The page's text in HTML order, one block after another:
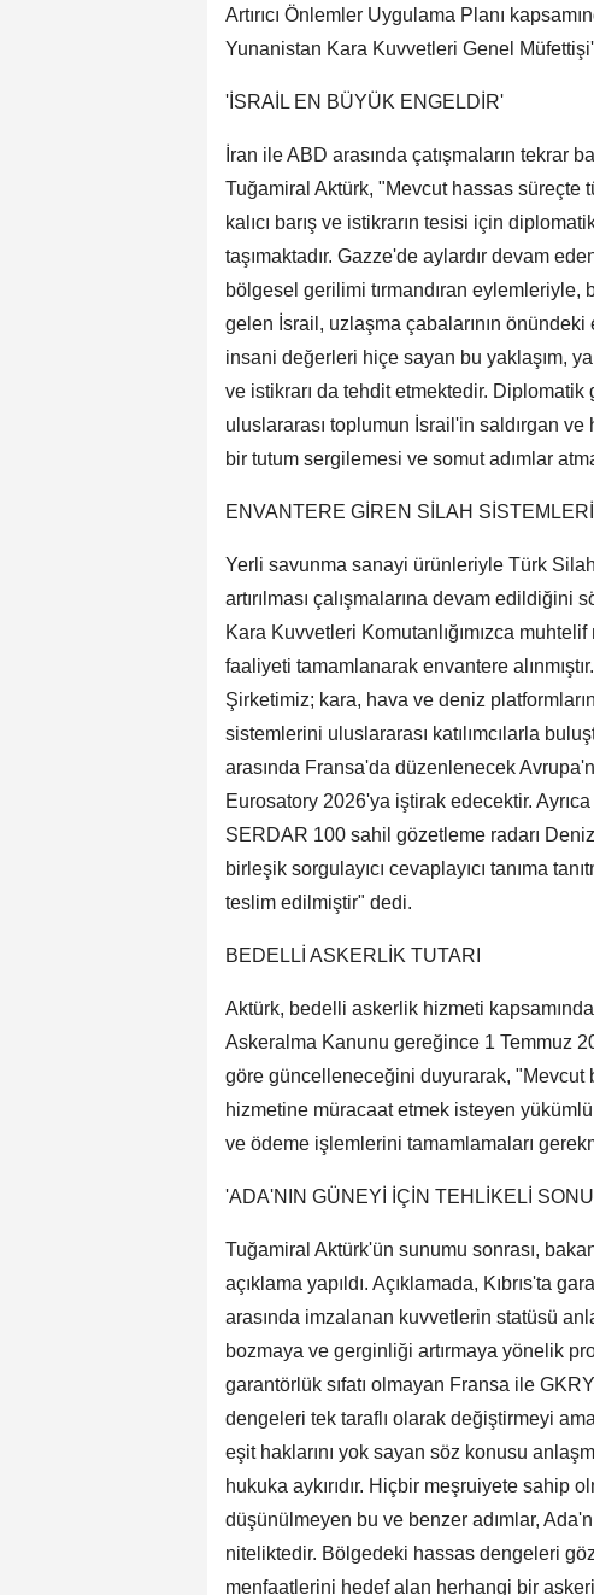
Artırıcı Önlemler Uygulama Planı
Yunanistan Kara Kuvvetleri Genel
'İSRAİL EN BÜYÜK ENGELDİR'
İran ile ABD arasında çatışmaların tekrar
Tuğamiral Aktürk, "Mevcut hassas süreçte
kalıcı barış ve istikrarın tesisi için
taşımaktadır. Gazze'de aylardır devam
bölgesel gerilimi tırmandıran eylemleriyle,
gelen İsrail, uzlaşma çabalarının
insani değerleri hiçe sayan bu yaklaşım,
ve istikrarı da tehdit etmektedir.
uluslararası toplumun İsrail'in saldırgan ve
bir tutum sergilemesi ve somut adımlar
ENVANTERE GİREN SİLAH SİSTEMLERİ
Yerli savunma sanayi ürünleriyle Türk
artırılması çalışmalarına devam
Kara Kuvvetleri Komutanlığımızca
faaliyeti tamamlanarak envantere
Şirketimiz; kara, hava ve deniz
sistemlerini uluslararası katılımcılarla
arasında Fransa'da düzenlenecek
Eurosatory 2026'ya iştirak edecektir.
SERDAR 100 sahil gözetleme radarı
birleşik sorgulayıcı cevaplayıcı tanıma
teslim edilmiştir" dedi.
BEDELLİ ASKERLİK TUTARI
Aktürk, bedelli askerlik hizmeti
Askeralma Kanunu gereğince 1 Temmuz
göre güncelleneceğini duyurarak, "Mevcut
hizmetine müracaat etmek isteyen
ve ödeme işlemlerini tamamlamaları
'ADA'NIN GÜNEYİ İÇİN TEHLİKELİ
Tuğamiral Aktürk'ün sunumu sonrası,
açıklama yapıldı. Açıklamada, Kıbrıs'ta
arasında imzalanan kuvvetlerin statüsü
bozmaya ve gerginliği artırmaya yönelik
garantörlük sıfatı olmayan Fransa ile
dengeleri tek taraflı olarak değiştirmeyi
eşit haklarını yok sayan söz konusu
hukuka aykırıdır. Hiçbir meşruiyete sahip
düşünülmeyen bu ve benzer adımlar,
niteliktedir. Bölgedeki hassas dengeleri
menfaatlerini hedef alan herhangi bir askeri